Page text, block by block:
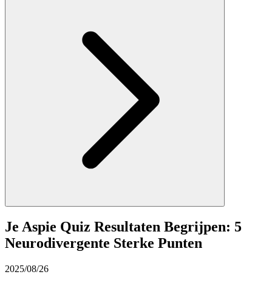
Je Aspie Quiz Resultaten Begrijpen: 5
Neurodivergente Sterke Punten
2025/08/26